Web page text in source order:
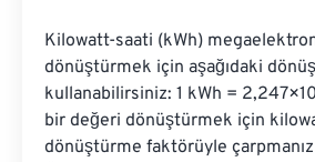
Kilowatt-saati (kWh)
dönüştürmek için aşağıdaki
kullanabilirsiniz: 1 kWh =
bir değeri dönüştürmek için
dönüştürme faktörüyle